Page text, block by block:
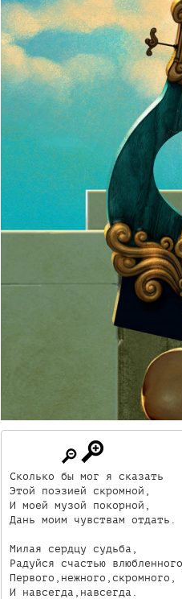
Сколько бы мог я сказать
Этой поэзией скромной,
И моей музой покорной,
Дань моим чувствам отдать.
Милая сердцу судьба,
Радуйся счастью влюбленного,
Первого,нежного,скромного,
И навсегда,навсегда.